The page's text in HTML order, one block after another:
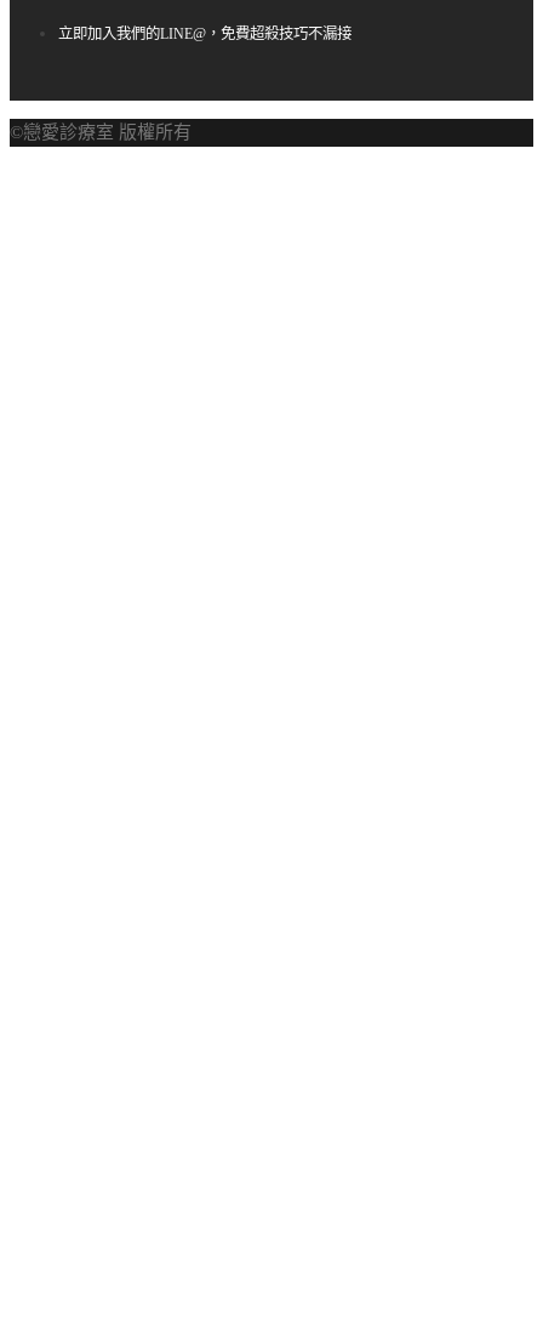
立即加入我們的LINE@，免費超殺技巧不漏接
©戀愛診療室 版權所有